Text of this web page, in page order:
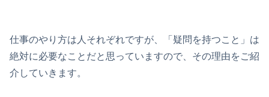
仕事のやり方は人それぞれですが、「疑問を持つこと」は
絶対に必要なことだと思っていますので、その理由をご紹
介していきます。